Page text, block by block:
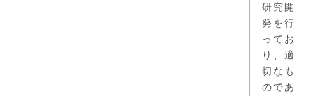
研究開
発を行
ってお
り、適
切なも
のであ